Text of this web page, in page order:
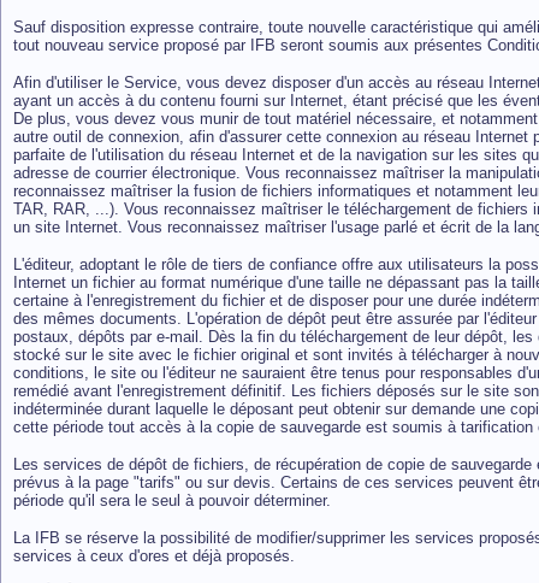
Sauf disposition expresse contraire, toute nouvelle caractéristique qui
tout nouveau service proposé par IFB seront soumis aux présentes
Afin d'utiliser le Service, vous devez disposer d'un accès au réseau
ayant un accès à du contenu fourni sur Internet, étant précisé que les
De plus, vous devez vous munir de tout matériel nécessaire, et
autre outil de connexion, afin d'assurer cette connexion au réseau
parfaite de l'utilisation du réseau Internet et de la navigation sur les sites
adresse de courrier électronique. Vous reconnaissez maîtriser la
reconnaissez maîtriser la fusion de fichiers informatiques et notamment
TAR, RAR, ...). Vous reconnaissez maîtriser le téléchargement de
un site Internet. Vous reconnaissez maîtriser l'usage parlé et écrit de la
L'éditeur, adoptant le rôle de tiers de confiance offre aux utilisateurs la
Internet un fichier au format numérique d'une taille ne dépassant pas la
certaine à l'enregistrement du fichier et de disposer pour une durée
des mêmes documents. L'opération de dépôt peut être assurée par
postaux, dépôts par e-mail. Dès la fin du téléchargement de leur dépôt,
stocké sur le site avec le fichier original et sont invités à télécharger à
conditions, le site ou l'éditeur ne sauraient être tenus pour responsables
remédié avant l'enregistrement définitif. Les fichiers déposés sur le site
indéterminée durant laquelle le déposant peut obtenir sur demande une
cette période tout accès à la copie de sauvegarde est soumis à
Les services de dépôt de fichiers, de récupération de copie de
prévus à la page "tarifs" ou sur devis. Certains de ces services peuvent
période qu'il sera le seul à pouvoir déterminer.
La IFB se réserve la possibilité de modifier/supprimer les services
services à ceux d'ores et déjà proposés.